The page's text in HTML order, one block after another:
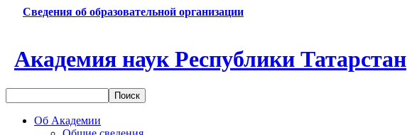
Сведения об образовательной организации
Академия наук Республики Татарстан
Об Академии